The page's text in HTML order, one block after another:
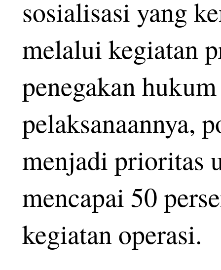
sosialisasi yang
melalui kegiatan
penegakan
pelaksanaannya,
menjadi prioritas
mencapai 50
kegiatan operasi.